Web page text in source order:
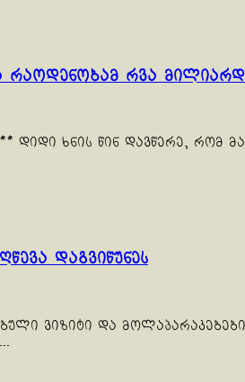
რაოდენობამ რვა
დიდი ხნის წინ დავწერე, რომ
დაგვიწუნეს
ვიზიტი და